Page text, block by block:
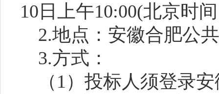
10日上午10:00(北京时
2.地点：安徽合肥公
3.方式：
（1）投标人须登录